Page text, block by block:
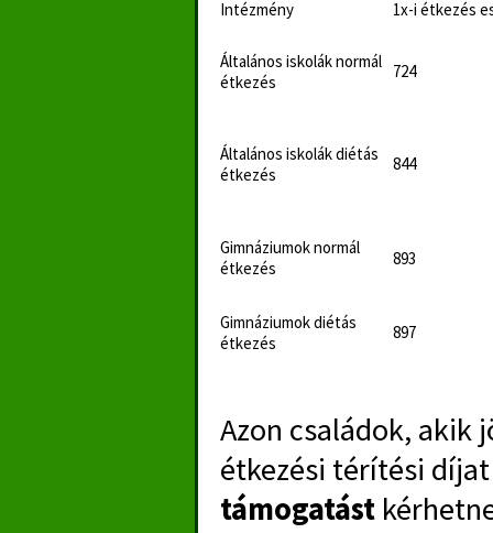
Intézmény
1x-i étkezés
Általános iskolák normál
étkezés
724
Általános iskolák diétás
étkezés
844
Gimnáziumok normál
étkezés
893
Gimnáziumok diétás
étkezés
897
Azon családok, akik
étkezési térítési
támogatást